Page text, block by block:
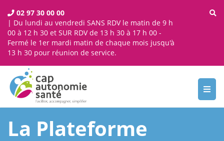
02 97 30 00 00
| Du lundi au vendredi SANS RDV le matin de 9 h
00 à 12 h 30 et SUR RDV de 13 h 30 à 17 h 00 -
Fermé le 1er mardi matin de chaque mois jusqu'à
13 h 30 pour réunion de service.
La Plateforme